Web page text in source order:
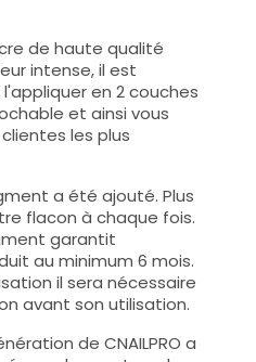
de haute qualité
intense, il est
en 2 couches
et ainsi vous
les plus
a été ajouté. Plus
flacon à chaque fois.
garantit
au minimum 6 mois.
il sera nécessaire
avant son utilisation.
de CNAILPRO a